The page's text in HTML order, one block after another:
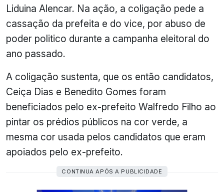
Liduina Alencar. Na ação, a coligação pede a
cassação da prefeita e do vice, por abuso de
poder politico durante a campanha eleitoral do
ano passado.
A coligação sustenta, que os então candidatos,
Ceiça Dias e Benedito Gomes foram
beneficiados pelo ex-prefeito Walfredo Filho ao
pintar os prédios públicos na cor verde, a
mesma cor usada pelos candidatos que eram
apoiados pelo ex-prefeito.
CONTINUA APÓS A PUBLICIDADE